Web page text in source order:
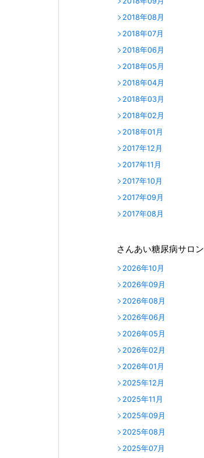
2018年08月
2018年07月
2018年06月
2018年05月
2018年04月
2018年03月
2018年02月
2018年01月
2017年12月
2017年11月
2017年10月
2017年09月
2017年08月
さんあい糖尿病サロン
2026年10月
2026年09月
2026年08月
2026年06月
2026年05月
2026年02月
2026年01月
2025年12月
2025年11月
2025年09月
2025年08月
2025年07月